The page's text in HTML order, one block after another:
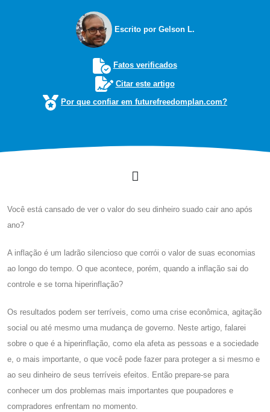
Escrito por Gelson L.
Fatos verificados
Citar este artigo
Por que confiar em futurefreedomplan.com?
Você está cansado de ver o valor do seu dinheiro suado cair ano após
ano?
A inflação é um ladrão silencioso que corrói o valor de suas economias
ao longo do tempo. O que acontece, porém, quando a inflação sai do
controle e se torna hiperinflação?
Os resultados podem ser terríveis, como uma crise econômica, agitação
social ou até mesmo uma mudança de governo. Neste artigo, falarei
sobre o que é a hiperinflação, como ela afeta as pessoas e a sociedade
e, o mais importante, o que você pode fazer para proteger a si mesmo e
ao seu dinheiro de seus terríveis efeitos. Então prepare-se para
conhecer um dos problemas mais importantes que poupadores e
compradores enfrentam no momento.